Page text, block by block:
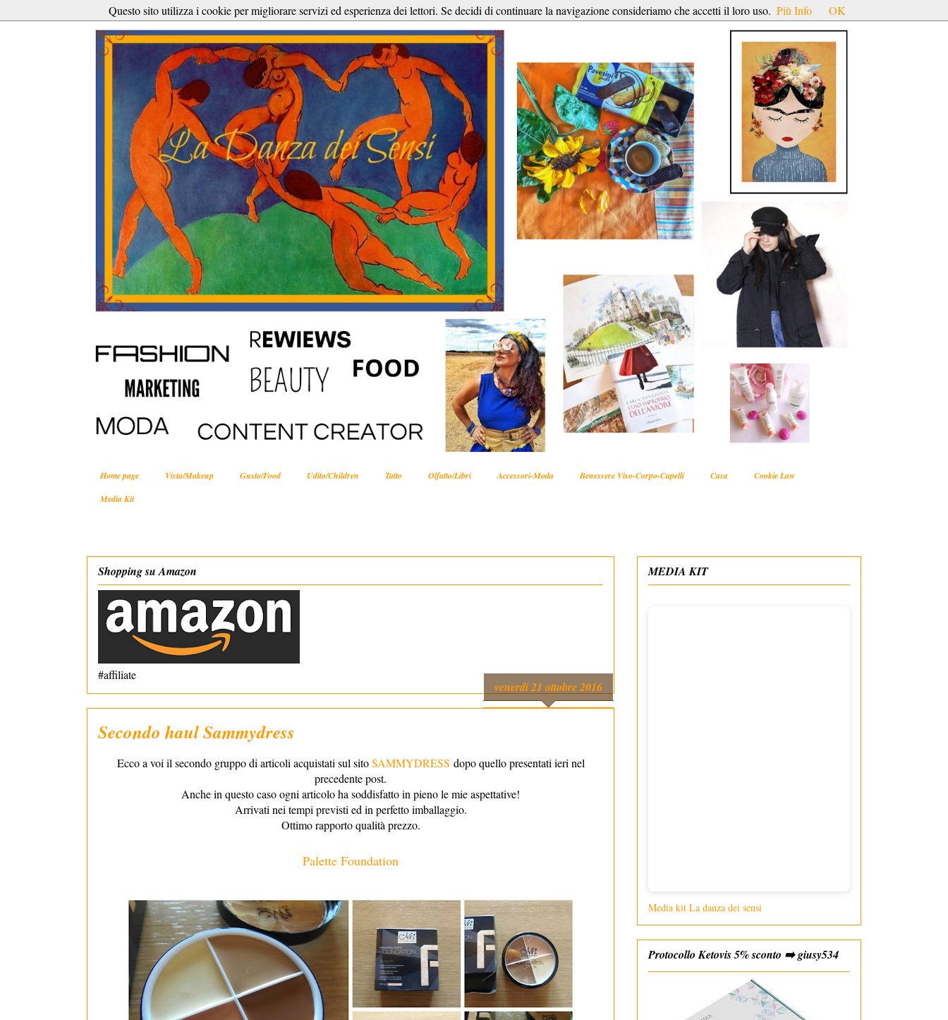
Home page Vista/Makeup Gusto/Food Udito/Children Tatto Olfatto/Libri Accessori-Moda Benessere Viso-Corpo-Capelli Casa
Cookie Law
Media Kit
Shopping su Amazon
#affiliate
venerdì 21 ottobre 2016
Secondo haul Sammydress
Ecco a voi il secondo gruppo di articoli acquistati sul sitoSAMMYDRESS dopo quello presentati ieri nel
precedente post.
Anche in questo caso ogni articolo ha soddisfatto in pieno le mie aspettative!
Arrivati nei tempi previsti ed in perfetto imballaggio.
Ottimo rapporto qualità prezzo.
Palette Foundation
MEDIA KIT
Media kit La danza dei sensi
Protocollo Ketovis 5% sconto ➡️ giusy534
Questo sito utilizza i cookie per migliorare servizi ed esperienza dei lettori. Se decidi di continuare la navigazione consideriamo che accetti il loro uso. Più Info OK